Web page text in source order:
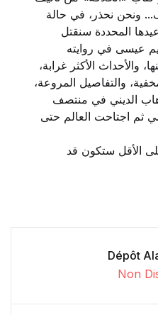
نحذر، في حالة
المحددة سنقتل
عيسى في روايته
والأحداث الأكثر غرابة،
والتفاصيل المروعة،
الديني في منتصف
ثم اجتاحت العالم حتى
الأقل ستكون قد
Dépôt
Non